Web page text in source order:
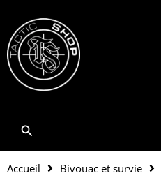
contenu
Rechercher
Accueil Bivouac et survie